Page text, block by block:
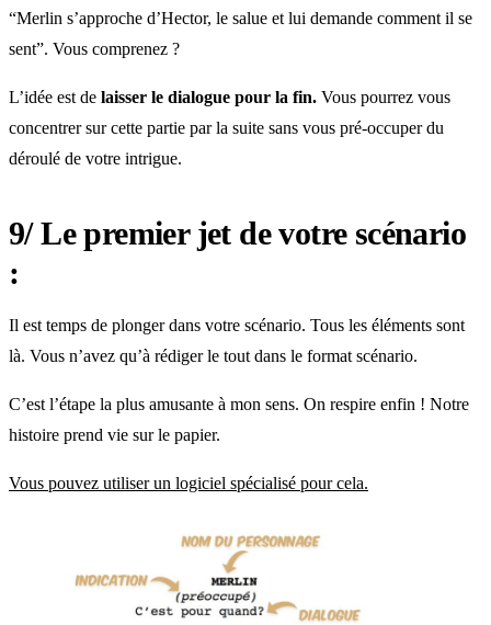
“Merlin s’approche d’Hector, le salue et lui demande comment il se
sent”. Vous comprenez ?
L’idée est de laisser le dialogue pour la fin. Vous pourrez vous
concentrer sur cette partie par la suite sans vous pré-occuper du
déroulé de votre intrigue.
9/ Le premier jet de votre scénario
:
Il est temps de plonger dans votre scénario. Tous les éléments sont
là. Vous n’avez qu’à rédiger le tout dans le format scénario.
C’est l’étape la plus amusante à mon sens. On respire enfin ! Notre
histoire prend vie sur le papier.
Vous pouvez utiliser un logiciel spécialisé pour cela.